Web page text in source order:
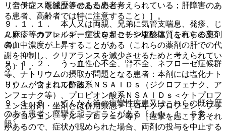
リアランスを減少させるためと考えられている；肝障害のあ
る患者、高齢者では特に注意すること）］。
２）． カフェイン、デュロキセチン塩酸塩［これらの薬剤
の血中濃度が上昇することがある（これらの薬剤の肝での代
謝を抑制し、クリアランスを減少させるためと考えられてい
る）］。
３）． フェニル酢酸系ＮＳＡＩＤｓ（ジクロフェナク、ア
ンフェナク等）、プロピオン酸系ＮＳＡＩＤｓ＜ケトプロフ
ェン注射剤・坐剤とは併用禁忌＞（ロキソプロフェン、プラ
ノプロフェン、ザルトプロフェン等）［痙攣を起こすおそれ
があるので、症状が認められた場合、両剤の投与を中止する
（合併症・既往歴等のある患者）
９．１．１． 本人又は両親、兄弟に気管支喘息、発疹、じ
ん麻疹等のアレルギー症状を起こしやすい体質を有する患
者。
９．１．２． うっ血性心不全、腎不全、ネフローゼ症候群
等、ナトリウムの摂取が問題となる患者：本剤には塩化ナト
リウムが含まれている。
９．１．３． てんかん等の痙攣性疾患又はこれらの既往歴
のある患者：痙攣を起こすことがある〔１１．１．６参
照〕。